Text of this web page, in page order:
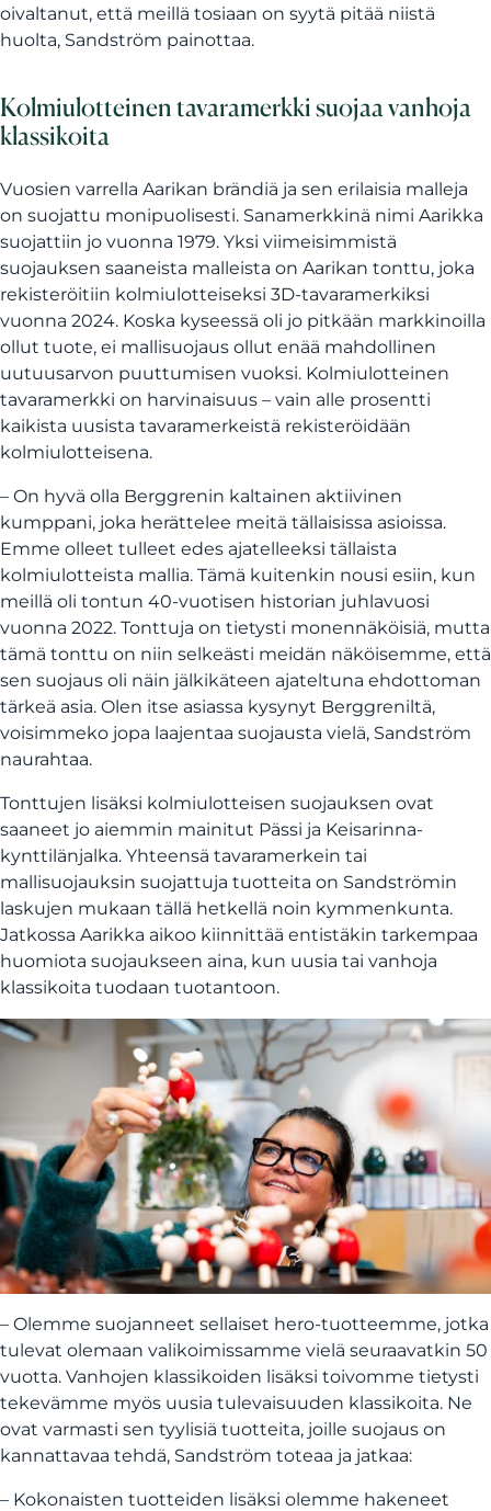
oivaltanut, että meillä tosiaan on syytä pitää niistä
huolta, Sandström painottaa.
Kolmiulotteinen tavaramerkki suojaa vanhoja
klassikoita
Vuosien varrella Aarikan brändiä ja sen erilaisia malleja
on suojattu monipuolisesti. Sanamerkkinä nimi Aarikka
suojattiin jo vuonna 1979. Yksi viimeisimmistä
suojauksen saaneista malleista on Aarikan tonttu, joka
rekisteröitiin kolmiulotteiseksi 3D-tavaramerkiksi
vuonna 2024. Koska kyseessä oli jo pitkään markkinoilla
ollut tuote, ei mallisuojaus ollut enää mahdollinen
uutuusarvon puuttumisen vuoksi. Kolmiulotteinen
tavaramerkki on harvinaisuus – vain alle prosentti
kaikista uusista tavaramerkeistä rekisteröidään
kolmiulotteisena.
– On hyvä olla Berggrenin kaltainen aktiivinen
kumppani, joka herättelee meitä tällaisissa asioissa.
Emme olleet tulleet edes ajatelleeksi tällaista
kolmiulotteista mallia. Tämä kuitenkin nousi esiin, kun
meillä oli tontun 40-vuotisen historian juhlavuosi
vuonna 2022. Tonttuja on tietysti monennäköisiä, mutta
tämä tonttu on niin selkeästi meidän näköisemme, että
sen suojaus oli näin jälkikäteen ajateltuna ehdottoman
tärkeä asia. Olen itse asiassa kysynyt Berggreniltä,
voisimmeko jopa laajentaa suojausta vielä, Sandström
naurahtaa.
Tonttujen lisäksi kolmiulotteisen suojauksen ovat
saaneet jo aiemmin mainitut Pässi ja Keisarinna-
kynttilänjalka. Yhteensä tavaramerkein tai
mallisuojauksin suojattuja tuotteita on Sandströmin
laskujen mukaan tällä hetkellä noin kymmenkunta.
Jatkossa Aarikka aikoo kiinnittää entistäkin tarkempaa
huomiota suojaukseen aina, kun uusia tai vanhoja
klassikoita tuodaan tuotantoon.
– Olemme suojanneet sellaiset hero-tuotteemme, jotka
tulevat olemaan valikoimissamme vielä seuraavatkin 50
vuotta. Vanhojen klassikoiden lisäksi toivomme tietysti
tekevämme myös uusia tulevaisuuden klassikoita. Ne
ovat varmasti sen tyylisiä tuotteita, joille suojaus on
kannattavaa tehdä, Sandström toteaa ja jatkaa:
– Kokonaisten tuotteiden lisäksi olemme hakeneet